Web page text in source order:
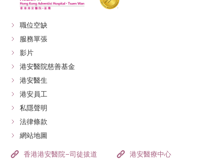
職位空缺
服務單張
影片
港安醫院慈善基金
港安醫生
港安員工
私隱聲明
法律條款
網站地圖
香港港安醫院–司徒拔道
港安醫療中心